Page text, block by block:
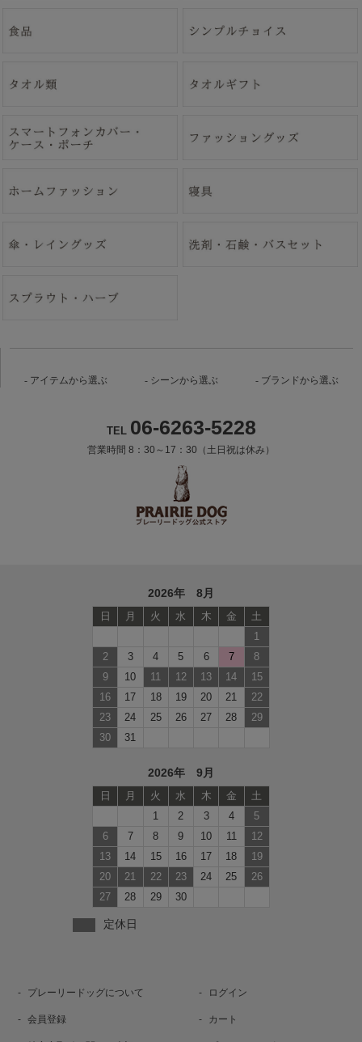
アイテムから選ぶ シーンから選ぶ ブランドから選ぶ
TEL 06-6263-5228
営業時間 8：30～17：30（土日祝は休み）
2026年 8月
日 月 火 水 木 金
土
1
2
3 4 5 6 7
8
9
10 11 12 13 14
15
16
17 18 19 20 21
22
23
24 25 26 27 28
29
30
31
2026年 9月
日 月 火 水 木 金
土
1
2 3 4
5
6
7 8 9 10 11
12
13
14 15 16 17 18
19
20
21 22 23 24 25
26
27
28 29 30
定休日
プレーリードッグについて ログイン
会員登録 カート